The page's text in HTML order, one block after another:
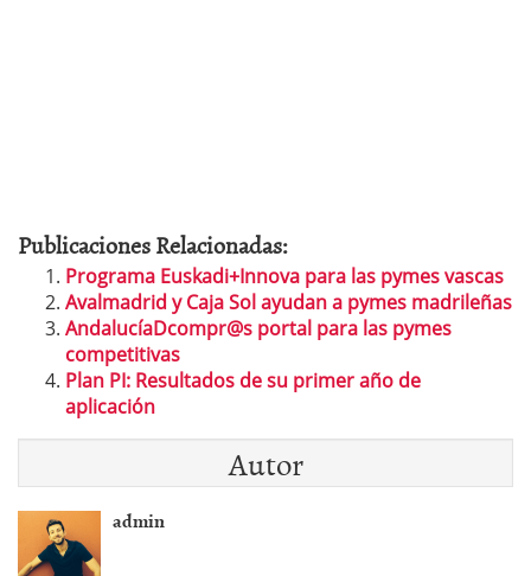
Publicaciones Relacionadas:
Programa Euskadi+Innova para las pymes vascas
Avalmadrid y Caja Sol ayudan a pymes madrileñas
AndalucíaDcompr@s portal para las pymes
competitivas
Plan PI: Resultados de su primer año de
aplicación
Autor
admin